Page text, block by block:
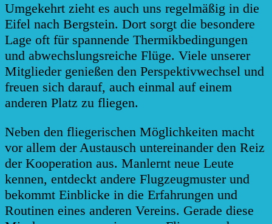
Umgekehrt zieht es auch uns regelmäßig in die
Eifel nach Bergstein. Dort sorgt die besondere
Lage oft für spannende Thermikbedingungen
und abwechslungsreiche Flüge. Viele unserer
Mitglieder genießen den Perspektivwechsel und
freuen sich darauf, auch einmal auf einem
anderen Platz zu fliegen.
Neben den fliegerischen Möglichkeiten macht
vor allem der Austausch untereinander den Reiz
der Kooperation aus. Manlernt neue Leute
kennen, entdeckt andere Flugzeugmuster und
bekommt Einblicke in die Erfahrungen und
Routinen eines anderen Vereins. Gerade diese